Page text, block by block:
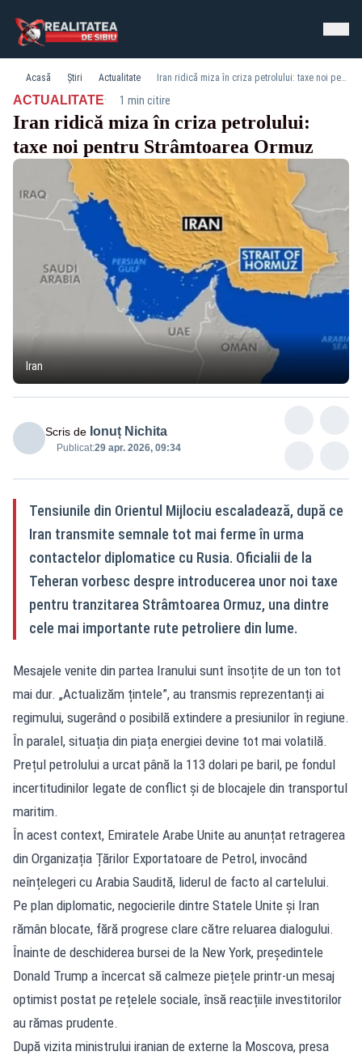
Acasă Știri Actualitate Iran ridică miza în criza petrolului: taxe noi pentru Strâmtoarea Ormuz
ACTUALITATE· 1 min citire
Iran ridică miza în criza petrolului:
taxe noi pentru Strâmtoarea Ormuz
Iran
Scris de Ionuț Nichita
Publicat:29 apr. 2026, 09:34
Tensiunile din Orientul Mijlociu escaladează, după ce
Iran transmite semnale tot mai ferme în urma
contactelor diplomatice cu Rusia. Oficialii de la
Teheran vorbesc despre introducerea unor noi taxe
pentru tranzitarea Strâmtoarea Ormuz, una dintre
cele mai importante rute petroliere din lume.
Mesajele venite din partea Iranului sunt însoțite de un ton tot
mai dur. „Actualizăm țintele”, au transmis reprezentanți ai
regimului, sugerând o posibilă extindere a presiunilor în regiune.
În paralel, situația din piața energiei devine tot mai volatilă.
Prețul petrolului a urcat până la 113 dolari pe baril, pe fondul
incertitudinilor legate de conflict și de blocajele din transportul
maritim.
În acest context, Emiratele Arabe Unite au anunțat retragerea
din Organizația Țărilor Exportatoare de Petrol, invocând
neînțelegeri cu Arabia Saudită, liderul de facto al cartelului.
Pe plan diplomatic, negocierile dintre Statele Unite și Iran
rămân blocate, fără progrese clare către reluarea dialogului.
Înainte de deschiderea bursei de la New York, președintele
Donald Trump a încercat să calmeze piețele printr-un mesaj
optimist postat pe rețelele sociale, însă reacțiile investitorilor
au rămas prudente.
După vizita ministrului iranian de externe la Moscova, presa